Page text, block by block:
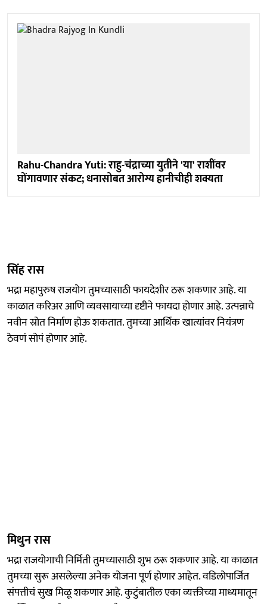
Rahu-Chandra Yuti: राहु-चंद्राच्या युतीने 'या' राशींवर
घोंगावणार संकट; धनासोबत आरोग्य हानीचीही शक्यता
सिंह रास
भद्रा महापुरुष राजयोग तुमच्यासाठी फायदेशीर ठरू शकणार आहे. या
काळात करिअर आणि व्यवसायाच्या दृष्टीने फायदा होणार आहे. उत्पन्नाचे
नवीन स्रोत निर्माण होऊ शकतात. तुमच्या आर्थिक खात्यांवर नियंत्रण
ठेवणं सोपं होणार आहे.
मिथुन रास
भद्रा राजयोगाची निर्मिती तुमच्यासाठी शुभ ठरू शकणार आहे. या काळात
तुमच्या सुरू असलेल्या अनेक योजना पूर्ण होणार आहेत. वडिलोपार्जित
संपत्तीचं सुख मिळू शकणार आहे. कुटुंबातील एका व्यक्तीच्या माध्यमातून